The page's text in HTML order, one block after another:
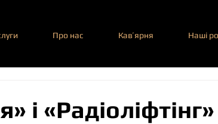
Про нас Кавʼярня Наші
і «Радіоліфтінг»